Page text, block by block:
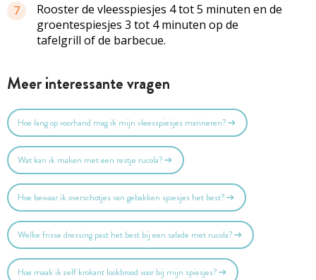
7
Rooster de vleesspiesjes 4 tot 5 minuten en de
groentespiesjes 3 tot 4 minuten op de
tafelgrill of de barbecue.
Meer interessante vragen
Hoe lang op voorhand mag ik mijn vleesspiesjes marineren?
Wat kan ik maken met een restje rucola?
Hoe bewaar ik overschotjes van gebakken spiesjes het best?
Welke frisse dressing past het best bij een salade met rucola?
Hoe maak ik zelf krokant lookbrood voor bij mijn spiesjes?